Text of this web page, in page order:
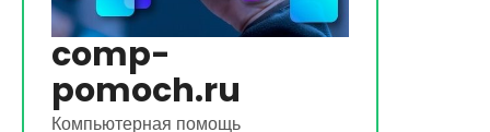
comp-
pomoch.ru
Компьютерная помощь